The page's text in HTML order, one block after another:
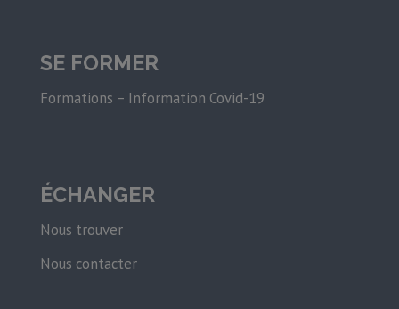
SE FORMER
Formations – Information Covid-19
ÉCHANGER
Nous trouver
Nous contacter